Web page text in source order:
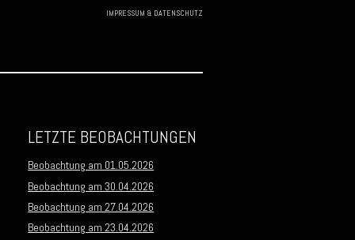
IMPRESSUM & DATENSCHUTZ
LETZTE BEOBACHTUNGEN
Beobachtung am 01.05.2026
Beobachtung am 30.04.2026
Beobachtung am 27.04.2026
Beobachtung am 23.04.2026